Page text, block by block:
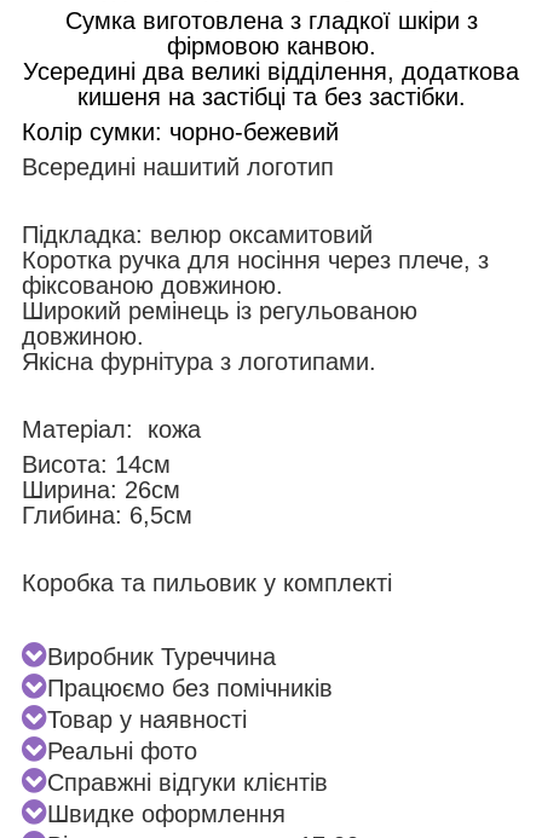
Сумка виготовлена з гладкої шкіри з
фірмовою канвою.
Усередині два великі відділення, додаткова
кишеня на застібці та без застібки.
Колір сумки: чорно-бежевий
Всередині нашитий логотип
Підкладка: велюр оксамитовий
Коротка ручка для носіння через плече, з
фіксованою довжиною.
Широкий ремінець із регульованою
довжиною.
Якісна фурнітура з логотипами.
Матеріал: кожа
Висота: 14см
Ширина: 26см
Глибина: 6,5см
Коробка та пильовик у комплекті
Виробник Туреччина
Працюємо без помічників
Товар у наявності
Реальні фото
Справжні відгуки клієнтів
Швидке оформлення